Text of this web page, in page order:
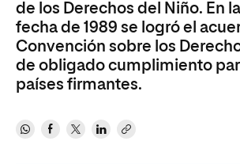
de los Derechos del Niño. En
fecha de 1989 se logró el
Convención sobre los
de obligado cumplimiento
países firmantes.